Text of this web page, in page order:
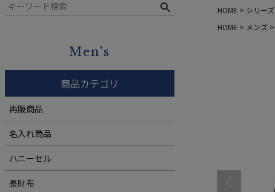
ハニーセル
靴ベラ・シューホーン
ウォッチバンド
Men's
商品カテゴリ
再販商品
名入れ商品
ハニーセル
長財布
HOME
シリーズ
HOME
メンズ